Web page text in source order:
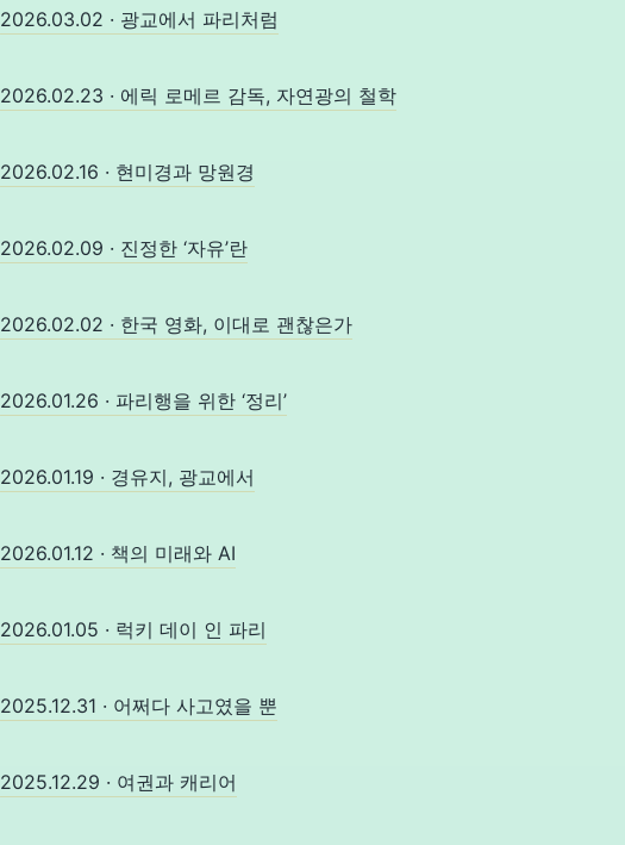
2026.03.02 · 광교에서 파리처럼
2026.02.23 · 에릭 로메르 감독, 자연광의 철학
2026.02.16 · 현미경과 망원경
2026.02.09 · 진정한 ‘자유’란
2026.02.02 · 한국 영화, 이대로 괜찮은가
2026.01.26 · 파리행을 위한 ‘정리’
2026.01.19 · 경유지, 광교에서
2026.01.12 · 책의 미래와 AI
2026.01.05 · 럭키 데이 인 파리
2025.12.31 · 어쩌다 사고였을 뿐
2025.12.29 · 여권과 캐리어